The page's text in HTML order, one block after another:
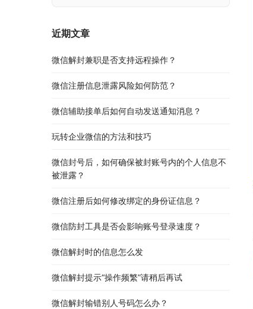
近期文章
微信解封兼职是否支持远程操作？
微信注册信息泄露风险如何防范？
微信辅助接单后如何自动发送通知消息？
玩转企业微信的方法和技巧
微信封号后，如何确保被封账号内的个人信息不
被泄露？
微信注册后如何修改绑定的身份证信息？
微信防封工具是否会影响账号登录速度？
微信解封时的信息怎么发
微信解封提示“操作频繁”请稍后再试
微信解封输错别人号码怎么办？